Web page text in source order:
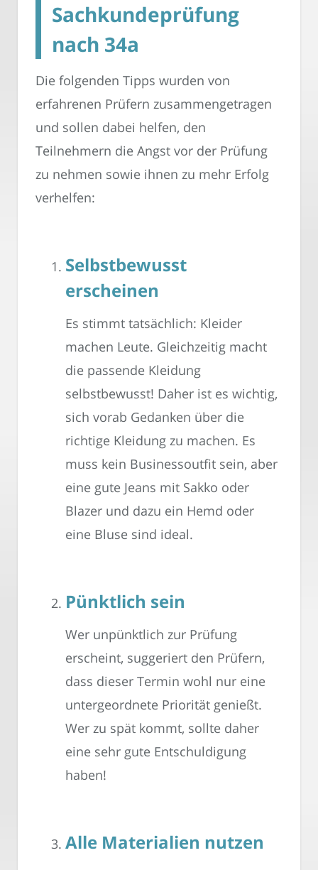
Sachkundeprüfung
nach 34a
Die folgenden Tipps wurden von
erfahrenen Prüfern zusammengetragen
und sollen dabei helfen, den
Teilnehmern die Angst vor der Prüfung
zu nehmen sowie ihnen zu mehr Erfolg
verhelfen:
Selbstbewusst
erscheinen
Es stimmt tatsächlich: Kleider
machen Leute. Gleichzeitig macht
die passende Kleidung
selbstbewusst! Daher ist es wichtig,
sich vorab Gedanken über die
richtige Kleidung zu machen. Es
muss kein Businessoutfit sein, aber
eine gute Jeans mit Sakko oder
Blazer und dazu ein Hemd oder
eine Bluse sind ideal.
Pünktlich sein
Wer unpünktlich zur Prüfung
erscheint, suggeriert den Prüfern,
dass dieser Termin wohl nur eine
untergeordnete Priorität genießt.
Wer zu spät kommt, sollte daher
eine sehr gute Entschuldigung
haben!
Alle Materialien nutzen